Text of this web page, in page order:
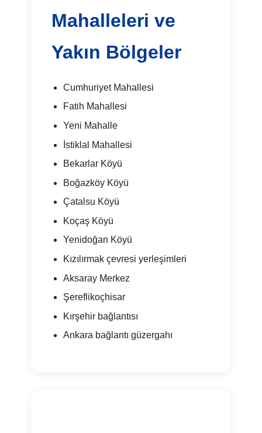
Mahalleleri ve
Yakın Bölgeler
Cumhuriyet Mahallesi
Fatih Mahallesi
Yeni Mahalle
İstiklal Mahallesi
Bekarlar Köyü
Boğazköy Köyü
Çatalsu Köyü
Koçaş Köyü
Yenidoğan Köyü
Kızılırmak çevresi yerleşimleri
Aksaray Merkez
Şereflikoçhisar
Kırşehir bağlantısı
Ankara bağlantı güzergahı